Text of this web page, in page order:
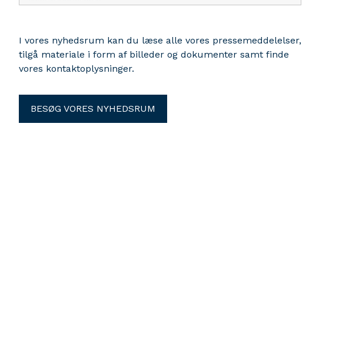
I vores nyhedsrum kan du læse alle vores pressemeddelelser,
tilgå materiale i form af billeder og dokumenter samt finde
vores kontaktoplysninger.
BESØG VORES NYHEDSRUM